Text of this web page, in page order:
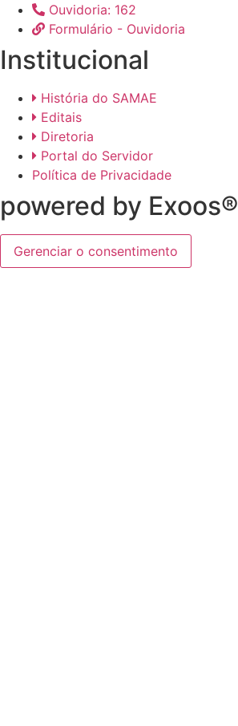
Ouvidoria: 162
Formulário - Ouvidoria
Institucional
História do SAMAE
Editais
Diretoria
Portal do Servidor
Política de Privacidade
powered by Exoos®
Gerenciar o consentimento